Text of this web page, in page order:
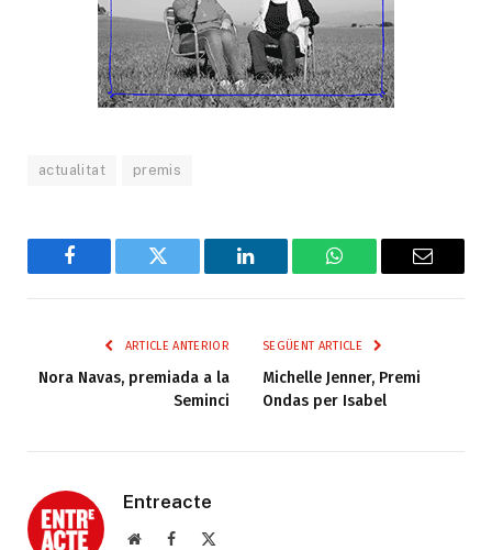
actualitat premis
Facebook Twitter LinkedIn WhatsAppEmail
ARTICLE ANTERIOR
Nora Navas, premiada a la
Seminci
SEGÜENT ARTICLE
Michelle Jenner, Premi
Ondas per Isabel
Entreacte
Web Facebook